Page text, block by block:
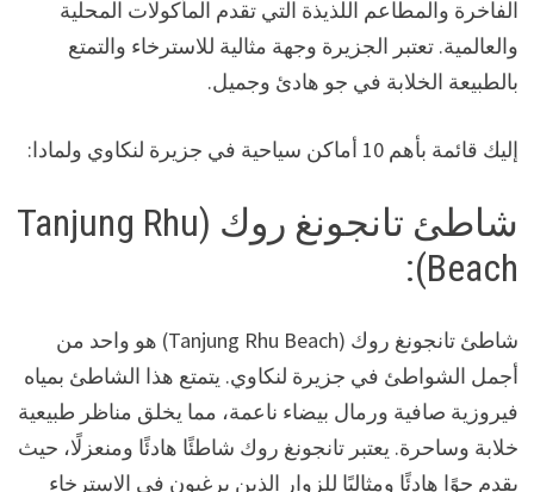
الفاخرة والمطاعم اللذيذة التي تقدم المأكولات المحلية
والعالمية. تعتبر الجزيرة وجهة مثالية للاسترخاء والتمتع
بالطبيعة الخلابة في جو هادئ وجميل.
إليك قائمة بأهم 10 أماكن سياحية في جزيرة لنكاوي ولمادا:
شاطئ تانجونغ روك (Tanjung Rhu
Beach):
شاطئ تانجونغ روك (Tanjung Rhu Beach) هو واحد من
أجمل الشواطئ في جزيرة لنكاوي. يتمتع هذا الشاطئ بمياه
فيروزية صافية ورمال بيضاء ناعمة، مما يخلق مناظر طبيعية
خلابة وساحرة. يعتبر تانجونغ روك شاطئًا هادئًا ومنعزلًا، حيث
يقدم جوًا هادئًا ومثاليًا للزوار الذين يرغبون في الاسترخاء